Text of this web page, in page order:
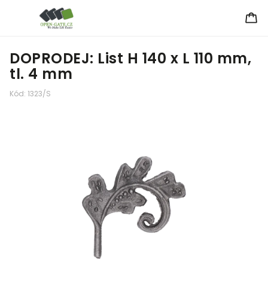
DOPRODEJ: List H 140 x L 110 mm,
tl. 4 mm
Kód: 1323/S